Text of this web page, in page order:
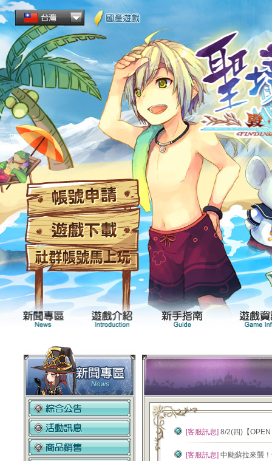
新聞專區 遊戲介紹
帳
遊
社
[客服訊息] 8/2(四)【
[客服訊息] 中颱蘇拉來襲